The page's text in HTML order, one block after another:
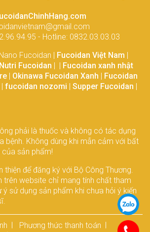
- Hotline: 0832.03.03.03
Fucoidan | Fucoidan Việt Nam |
Nutri Fucoidan | | Fucoidan xanh nhật
| Okinawa Fucoidan Xanh | Fucoidan
| fucoidan nozomi | Supper Fucoidan |
phải là thuốc và không có tác dụng
bệnh. Không dùng khi mẫn cảm với bất
sản phẩm!
thiện để đăng ký với Bộ Công Thương.
trên website chỉ mang tính chất tham
ý sử dụng sản phẩm khi chưa hỏi ý kiến
Phương thức thanh toán